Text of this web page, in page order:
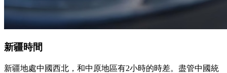
新疆時間
新疆地處中國西北，和中原地區有2小時的時差。盡管中國統